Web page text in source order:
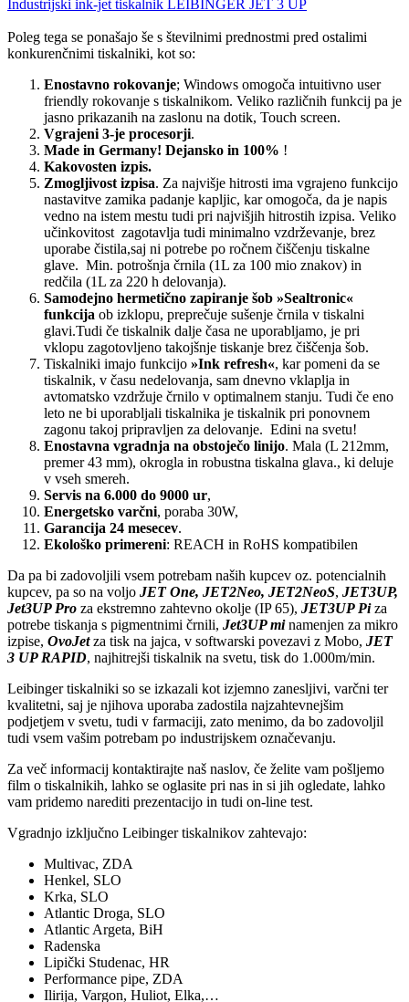
Industrijski ink-jet tiskalnik LEIBINGER JET 3 UP
Poleg tega se ponašajo še s številnimi prednostmi pred ostalimi
konkurenčnimi tiskalniki, kot so:
Enostavno rokovanje; Windows omogoča intuitivno user
friendly rokovanje s tiskalnikom. Veliko različnih funkcij pa je
jasno prikazanih na zaslonu na dotik, Touch screen.
Vgrajeni 3-je procesorji.
Made in Germany! Dejansko in 100% !
Kakovosten izpis.
Zmogljivost izpisa. Za najvišje hitrosti ima vgrajeno funkcijo
nastavitve zamika padanje kapljic, kar omogoča, da je napis
vedno na istem mestu tudi pri najvišjih hitrostih izpisa. Veliko
učinkovitost zagotavlja tudi minimalno vzdrževanje, brez
uporabe čistila,saj ni potrebe po ročnem čiščenju tiskalne
glave. Min. potrošnja črnila (1L za 100 mio znakov) in
redčila (1L za 220 h delovanja).
Samodejno hermetično zapiranje šob »Sealtronic«
funkcija ob izklopu, preprečuje sušenje črnila v tiskalni
glavi.Tudi če tiskalnik dalje časa ne uporabljamo, je pri
vklopu zagotovljeno takojšnje tiskanje brez čiščenja šob.
Tiskalniki imajo funkcijo »Ink refresh«, kar pomeni da se
tiskalnik, v času nedelovanja, sam dnevno vklaplja in
avtomatsko vzdržuje črnilo v optimalnem stanju. Tudi če eno
leto ne bi uporabljali tiskalnika je tiskalnik pri ponovnem
zagonu takoj pripravljen za delovanje. Edini na svetu!
Enostavna vgradnja na obstoječo linijo. Mala (L 212mm,
premer 43 mm), okrogla in robustna tiskalna glava., ki deluje
v vseh smereh.
Servis na 6.000 do 9000 ur,
Energetsko varčni, poraba 30W,
Garancija 24 mesecev.
Ekološko primereni: REACH in RoHS kompatibilen
Da pa bi zadovoljili vsem potrebam naših kupcev oz. potencialnih
kupcev, pa so na voljo JET One, JET2Neo, JET2NeoS, JET3UP,
Jet3UP Pro za ekstremno zahtevno okolje (IP 65), JET3UP Piza
potrebe tiskanja s pigmentnimi črnili, Jet3UP minamenjen za mikro
izpise, OvoJetza tisk na jajca, v softwarski povezavi z Mobo, JET
3 UP RAPID, najhitrejši tiskalnik na svetu, tisk do 1.000m/min.
Leibinger tiskalniki so se izkazali kot izjemno zanesljivi, varčni ter
kvalitetni, saj je njihova uporaba zadostila najzahtevnejšim
podjetjem v svetu, tudi v farmaciji, zato menimo, da bo zadovoljil
tudi vsem vašim potrebam po industrijskem označevanju.
Za več informacij kontaktirajte naš naslov, če želite vam pošljemo
film o tiskalnikih, lahko se oglasite pri nas in si jih ogledate, lahko
vam pridemo narediti prezentacijo in tudi on-line test.
Vgradnjo izključno Leibinger tiskalnikov zahtevajo:
Multivac, ZDA
Henkel, SLO
Krka, SLO
Atlantic Droga, SLO
Atlantic Argeta, BiH
Radenska
Lipički Studenac, HR
Performance pipe, ZDA
Ilirija, Vargon, Huliot, Elka,…